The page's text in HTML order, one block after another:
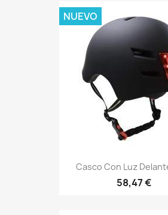
Casco Con Luz
58,47 €
NUEVO